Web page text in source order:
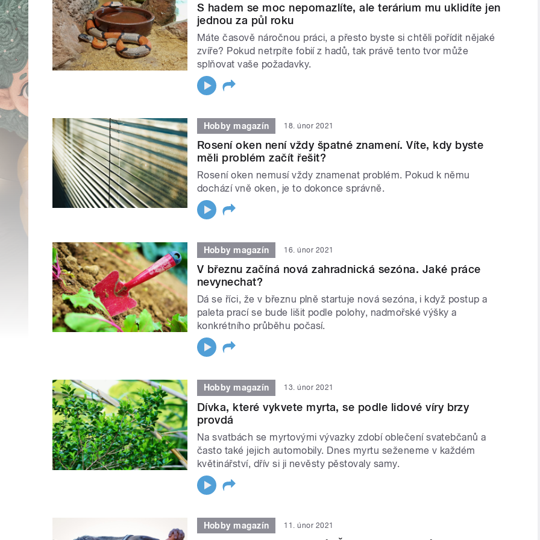
S hadem se moc nepomazlíte, ale terárium mu uklidíte jen
jednou za půl roku
Máte časově náročnou práci, a přesto byste si chtěli pořídit nějaké
zvíře? Pokud netrpíte fobií z hadů, tak právě tento tvor může
splňovat vaše požadavky.
Hobby magazín 18. únor 2021
Rosení oken není vždy špatné znamení. Víte, kdy byste
měli problém začít řešit?
Rosení oken nemusí vždy znamenat problém. Pokud k němu
dochází vně oken, je to dokonce správně.
Hobby magazín 16. únor 2021
V březnu začíná nová zahradnická sezóna. Jaké práce
nevynechat?
Dá se říci, že v březnu plně startuje nová sezóna, i když postup a
paleta prací se bude lišit podle polohy, nadmořské výšky a
konkrétního průběhu počasí.
Hobby magazín 13. únor 2021
Dívka, které vykvete myrta, se podle lidové víry brzy
provdá
Na svatbách se myrtovými vývazky zdobí oblečení svatebčanů a
často také jejich automobily. Dnes myrtu seženeme v každém
květinářství, dřív si ji nevěsty pěstovaly samy.
Hobby magazín 11. únor 2021